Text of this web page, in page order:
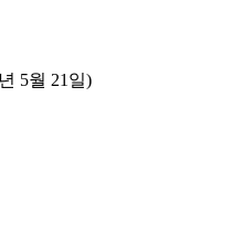
5월 21일)